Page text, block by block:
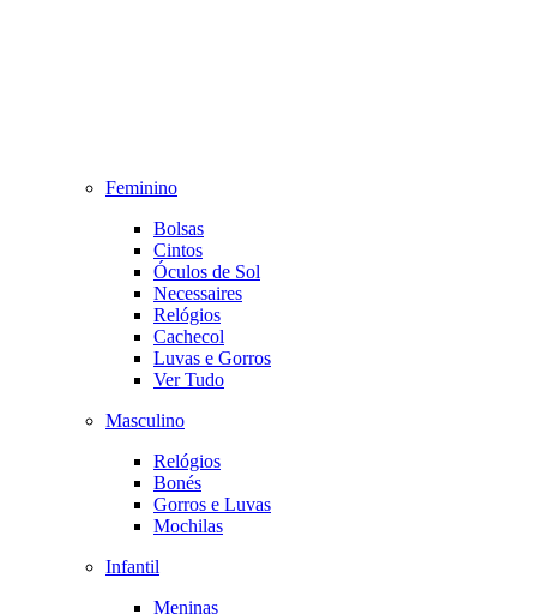
Feminino
Bolsas
Cintos
Óculos de Sol
Necessaires
Relógios
Cachecol
Luvas e Gorros
Ver Tudo
Masculino
Relógios
Bonés
Gorros e Luvas
Mochilas
Infantil
Meninas